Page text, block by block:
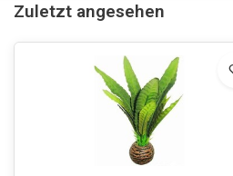
Zuletzt angesehen